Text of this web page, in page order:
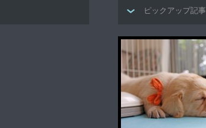
ピックアップ記事